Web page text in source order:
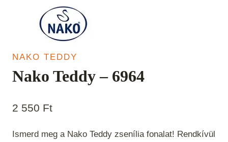
NAKO TEDDY
Nako Teddy – 6964
2 550 Ft
Ismerd meg a Nako Teddy zsenília fonalat! Rendkívül